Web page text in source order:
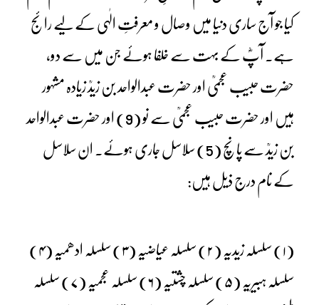
کیا جو آج ساری دنیا میں وصال و معرفتِ الٰہی کے لیے رائج
ہے۔ آپؓ کے بہت سے خلفا ہوئے جن میں سے دو،
حضرت حبیب عجمیؒ اور حضرت عبدالواحد بن زیدؒ زیادہ مشہور
ہیں اور حضرت حبیب عجمیؒ سے نو (9) اور حضرت عبدالواحد
بن زیدؒ سے پانچ (5) سلاسل جاری ہوئے۔ ان سلاسل
کے نام درج ذیل ہیں:
(۱) سلسلہ زیدیہ (۲) سلسلہ عیاضیہ (۳) سلسلہ ادھمیہ (۴)
سلسلہ ہبیریہ (۵) سلسلہ چشتیہ (۶) سلسلہ عجمیہ (۷) سلسلہ